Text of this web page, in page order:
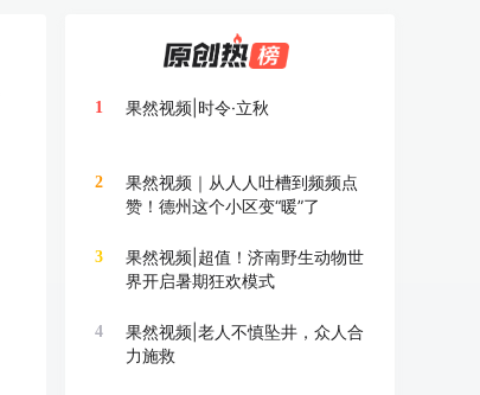
1 果然视频|时令·立秋
2
果然视频｜从人人吐槽到频频点
赞！德州这个小区变“暖”了
3
果然视频|超值！济南野生动物世
界开启暑期狂欢模式
4
果然视频|老人不慎坠井，众人合
力施救